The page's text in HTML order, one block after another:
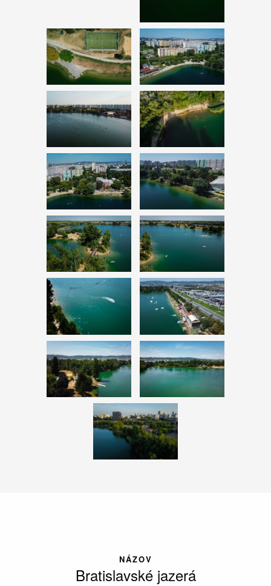
NÁZOV
Bratislavské jazerá